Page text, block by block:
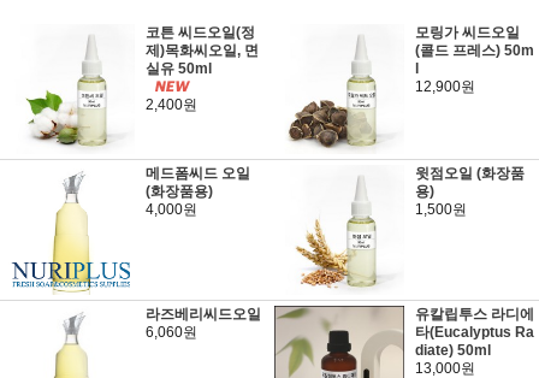
코튼 씨드오일(정
제)목화씨오일, 면
실유 50ml
2,400원
모링가 씨드오일
(콜드 프레스) 50m
12,900원
메드폼씨드 오일
(화장품용)
4,000원
윗점오일 (화장품
용)
1,500원
라즈베리씨드오일
6,060원
유칼립투스 라디에
타(Eucalyptus Ra
diate) 50ml
13,000원